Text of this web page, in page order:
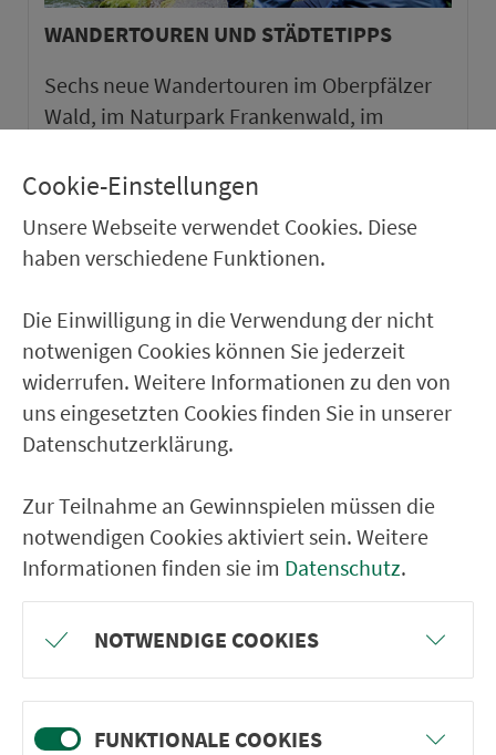
WANDERTOUREN UND STÄDTETIPPS
Sechs neue Wandertouren im Oberpfälzer
Wald, im Naturpark Frankenwald, im
Franken sowie ein neuer Städtetipp in Roth.
Mach mit und gewinne einen von 1.000
Team-Plätzen für eine Abenteuer-Rallye!
Cookie-Einstellungen
Unsere Webseite verwendet Cookies. Diese
haben verschiedene Funktionen.
Die Einwilligung in die Verwendung der nicht
notwenigen Cookies können Sie jederzeit
widerrufen. Weitere Informationen zu den von
uns eingesetzten Cookies finden Sie in unserer
Datenschutzerklärung.
Zur Teilnahme an Gewinnspielen müssen die
notwendigen Cookies aktiviert sein. Weitere
Informationen finden sie im Datenschutz.
NOTWENDIGE COOKIES
FUNKTIONALE COOKIES